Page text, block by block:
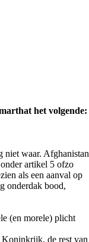
het volgende:
niet waar. Afghanistan
artikel 5 ofzo
als een aanval op
onderdak bood,
(en morele) plicht
Koninkrijk, de rest van